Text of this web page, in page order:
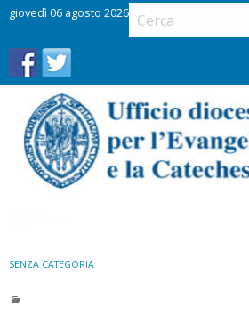
giovedì 06 agosto 2026
SENZA CATEGORIA